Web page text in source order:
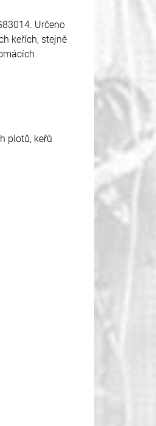
Určeno
keřích, stejně
plotů, keřů